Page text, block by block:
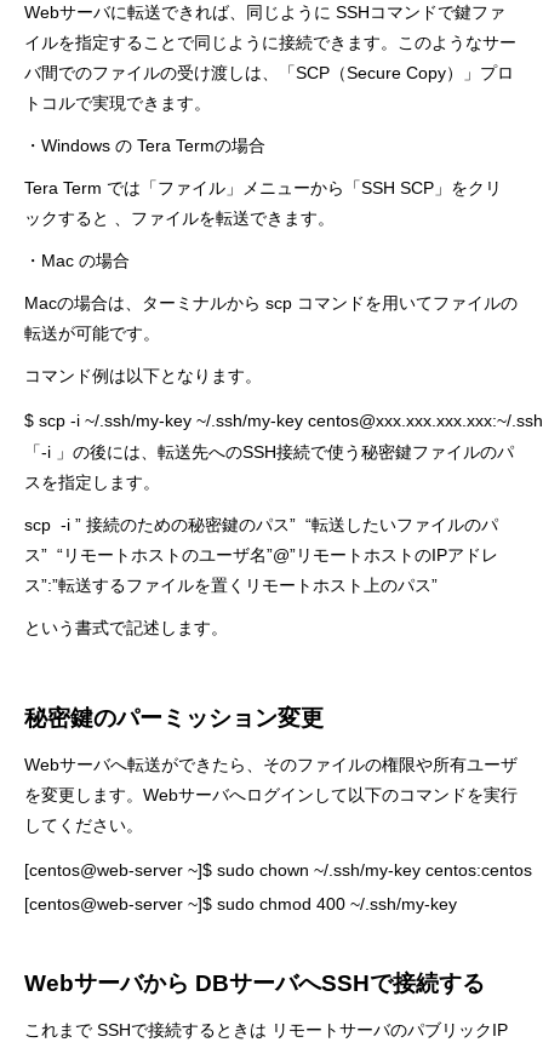
Webサーバに転送できれば、同じように SSHコマンドで鍵ファ
イルを指定することで同じように接続できます。このようなサー
バ間でのファイルの受け渡しは、「SCP（Secure Copy）」プロ
トコルで実現できます。
・Windows の Tera Termの場合
Tera Term では「ファイル」メニューから「SSH SCP」をクリ
ックすると 、ファイルを転送できます。
・Mac の場合
Macの場合は、ターミナルから scp コマンドを用いてファイルの
転送が可能です。
コマンド例は以下となります。
$ scp -i ~/.ssh/my-key ~/.ssh/my-key centos@xxx.xxx.xxx.xxx:~/
「-i 」の後には、転送先へのSSH接続で使う秘密鍵ファイルのパ
スを指定します。
scp -i ” 接続のための秘密鍵のパス” “転送したいファイルのパ
ス” “リモートホストのユーザ名”@”リモートホストのIPアドレ
ス”:”転送するファイルを置くリモートホスト上のパス”
という書式で記述します。
秘密鍵のパーミッション変更
Webサーバへ転送ができたら、そのファイルの権限や所有ユーザ
を変更します。Webサーバへログインして以下のコマンドを実行
してください。
[centos@web-server ~]$ sudo chown ~/.ssh/my-key centos:centos
[centos@web-server ~]$ sudo chmod 400 ~/.ssh/my-key
Webサーバから DBサーバへSSHで接続する
これまで SSHで接続するときは リモートサーバのパブリックIP